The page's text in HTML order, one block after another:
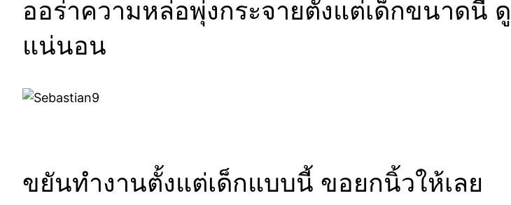
ออร่าความหล่อพุ่งกระจายตั้งแต่เด็กขนาดนี้
แน่นอน
ขยันทำงานตั้งแต่เด็กแบบนี้ ขอยกนิ้วให้เลย